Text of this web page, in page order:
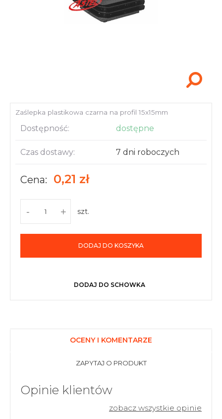
Akcesoria i narzędzia
Zaślepka plastikowa czarna na profil 15x15mm
Dostępność: dostępne
Czas dostawy: 7 dni roboczych
Cena: 0,21 zł
- + szt.
DODAJ DO KOSZYKA
DODAJ DO SCHOWKA
OCENY I KOMENTARZE
ZAPYTAJ O PRODUKT
Opinie klientów
zobacz wszystkie opinie